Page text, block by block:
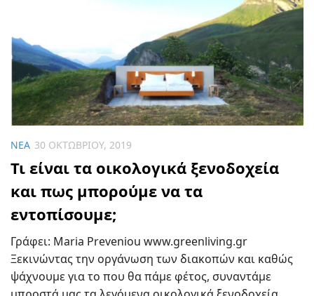
ΝΈΑ 30 ΟΚΤΩΒΡΊΟΥ, 2019
Τι είναι τα οικολογικά ξενοδοχεία
και πως μπορούμε να τα
εντοπίσουμε;
Γράφει: Maria Preveniou www.greenliving.gr
Ξεκινώντας την οργάνωση των διακοπών και καθώς
ψάχνουμε για το που θα πάμε φέτος, συναντάμε